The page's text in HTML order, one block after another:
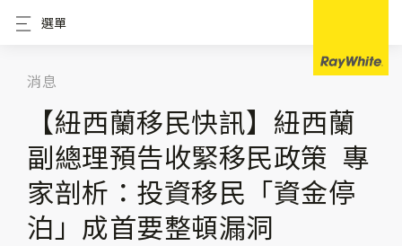
選單
消息
【紐西蘭移民快訊】紐西蘭
副總理預告收緊移民政策 專
家剖析：投資移民「資金停
泊」成首要整頓漏洞